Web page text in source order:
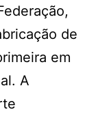
de
em
A